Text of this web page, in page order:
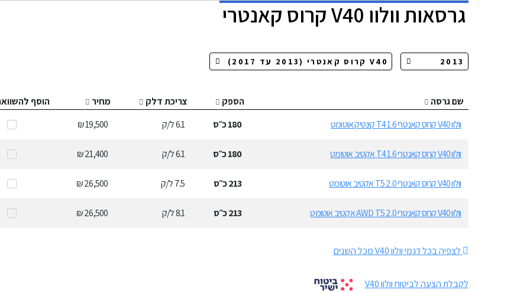
גרסאותוולוו V40 קרוס קאנטרי
שם גרסה הספק צריכת דלק מחיר
הוסף
וולוו V40 קרוס קאנטרי T4 1.6 קינטיק אוטומט
180כ״ס 6.1ל/ק 19,500 ₪
וולוו V40 קרוס קאנטרי T4 1.6 אקטיב אוטומט 180כ״ס 6.1ל/ק 21,400 ₪
וולוו V40 קרוס קאנטרי T5 2.0 אקטיב אוטומט 213כ״ס 7.5ל/ק 26,500 ₪
וולוו V40 קרוס קאנטרי AWD T5 2.0 אקטיב אוטומט 213כ״ס 8.1ל/ק 26,500 ₪
לצפיה בכל דגמי וולוו V40 מכל השנים
לקבלת הצעה לביטוח וולוו V40